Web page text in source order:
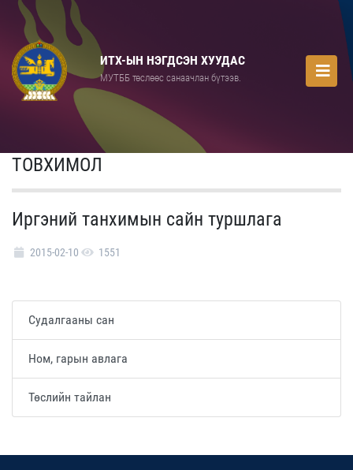
ИТХ-ЫН НЭГДСЭН ХУУДАС
МУТББ төслөөс санаачлан бүтээв.
ТОВХИМОЛ
Иргэний танхимын сайн туршлага
2015-02-10 1551
Судалгааны сан
Ном, гарын авлага
Төслийн тайлан